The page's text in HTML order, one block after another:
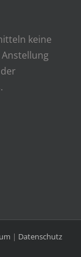
keine
| Datenschutz